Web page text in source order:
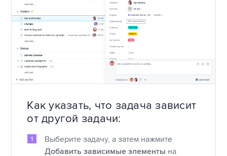
Как указать, что задача зависит
от другой задачи:
Выберите задачу, а затем нажмите
Добавить зависимые элементы на